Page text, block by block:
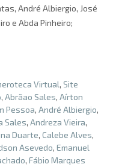
André Albiergio, José
e Abda Pinheiro;
Virtual, Site
, Abrãao Sales, Aírton
Pessoa, André Albiergio,
Sales, Andreza Vieira,
Duarte, Calebe Alves,
Asevedo, Emanuel
, Fábio Marques